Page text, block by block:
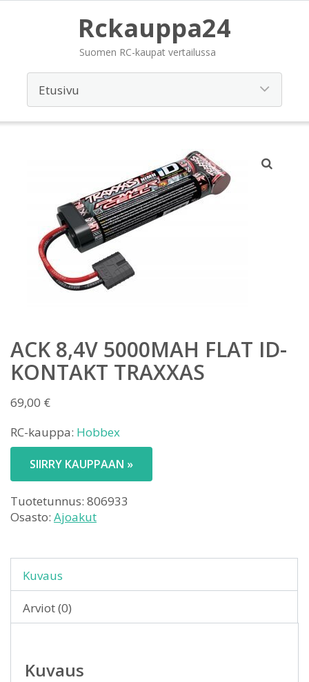
Rckauppa24
Suomen RC-kaupat vertailussa
ACK 8,4V 5000MAH FLAT ID-
KONTAKT TRAXXAS
69,00 €
RC-kauppa: Hobbex
SIIRRY KAUPPAAN »
Tuotetunnus: 806933
Osasto: Ajoakut
Kuvaus
Arviot (0)
Kuvaus